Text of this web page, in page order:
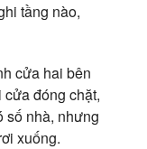
tầng nào,
cửa hai bên
đóng chặt,
số nhà, nhưng
xuống.